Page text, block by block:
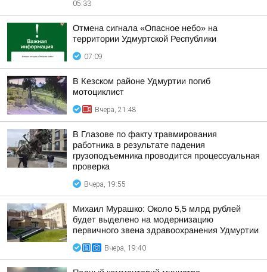
05:33
Отмена сигнала «Опасное небо» на
территории Удмуртской Республики
07:09
В Кезском районе Удмуртии погиб
мотоциклист
Вчера, 21:48
В Глазове по факту травмирования
работника в результате падения
грузоподъемника проводится процессуальная
проверка
Вчера, 19:55
Михаил Мурашко: Около 5,5 млрд рублей
будет выделено на модернизацию
первичного звена здравоохранения Удмуртии
Вчера, 19:40